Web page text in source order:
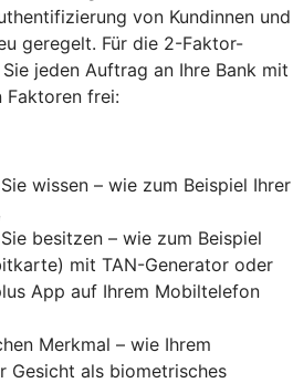
von Kundinnen und
geregelt. Für die 2-Faktor-
jeden Auftrag an Ihre Bank mit
Faktoren frei:
wissen – wie zum Beispiel Ihrer
besitzen – wie zum Beispiel
mit TAN-Generator oder
App auf Ihrem Mobiltelefon
Merkmal – wie Ihrem
Gesicht als biometrisches